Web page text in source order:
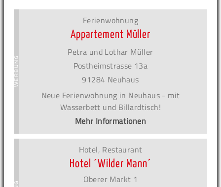
Ferienwohnung
Appartement Müller
Petra und Lothar Müller
Postheimstrasse 13a
91284 Neuhaus
Neue Ferienwohnung in Neuhaus - mit
Wasserbett und Billardtisch!
Mehr Informationen
Hotel, Restaurant
Hotel ´Wilder Mann´
Oberer Markt 1